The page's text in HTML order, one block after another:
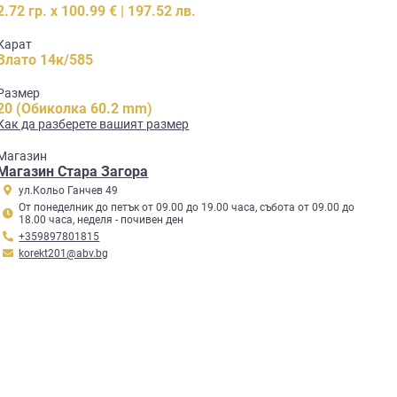
гр. x 100.99 € | 197.52 лв.
14к/585
(Обиколка 60.2 mm)
да разберете вашият размер
Стара Загора
ул.Кольо Ганчев 49
От понеделник до петък от 09.00 до 19.00 часа, събота от 09.00 до
18.00 часа, неделя - почивен ден
+359897801815
korekt201@abv.bg